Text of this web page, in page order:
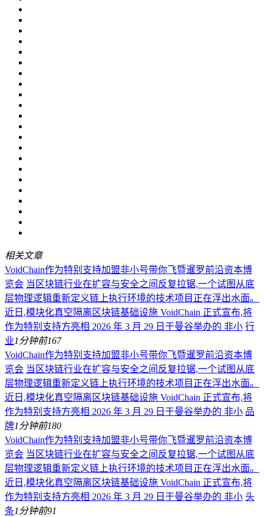
相关文章
VoidChain作为特别支持加盟非小号带你飞暨暹罗前沿资本博
览会 当区块链行业在扩容与安全之间反复拉锯,一个试图从底
层物理逻辑重新定义链上执行环境的技术项目正在浮出水面。
近日,模块化真空隔离区块链基础设施 VoidChain 正式宣布,将
作为特别支持方亮相 2026 年 3 月 29 日于曼谷举办的 非小 行
业1分钟前167
VoidChain作为特别支持加盟非小号带你飞暨暹罗前沿资本博
览会 当区块链行业在扩容与安全之间反复拉锯,一个试图从底
层物理逻辑重新定义链上执行环境的技术项目正在浮出水面。
近日,模块化真空隔离区块链基础设施 VoidChain 正式宣布,将
作为特别支持方亮相 2026 年 3 月 29 日于曼谷举办的 非小 品
牌1分钟前180
VoidChain作为特别支持加盟非小号带你飞暨暹罗前沿资本博
览会 当区块链行业在扩容与安全之间反复拉锯,一个试图从底
层物理逻辑重新定义链上执行环境的技术项目正在浮出水面。
近日,模块化真空隔离区块链基础设施 VoidChain 正式宣布,将
作为特别支持方亮相 2026 年 3 月 29 日于曼谷举办的 非小 头
条1分钟前91